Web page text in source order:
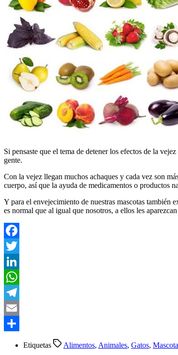
Si pensaste que el tema de detener los efectos de la
gente.
Con la vejez llegan muchos achaques y cada vez son
cuerpo, así que la ayuda de medicamentos o productos
Y para el envejecimiento de nuestras mascotas también
es normal que al igual que nosotros, a ellos les
Facebook
Twitter
LinkedIn
WhatsApp
Telegram
Email
Etiquetas Alimentos, Animales, Gatos,